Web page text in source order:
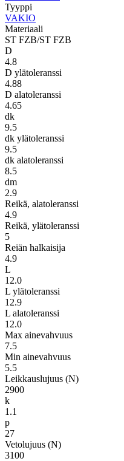
Tyyppi
VAKIO
Materiaali
ST FZB/ST FZB
D
4.8
D ylätoleranssi
4.88
D alatoleranssi
4.65
dk
9.5
dk ylätoleranssi
9.5
dk alatoleranssi
8.5
dm
2.9
Reikä, alatoleranssi
4.9
Reikä, ylätoleranssi
5
Reiän halkaisija
4.9
L
12.0
L ylätoleranssi
12.9
L alatoleranssi
12.0
Max ainevahvuus
7.5
Min ainevahvuus
5.5
Leikkauslujuus (N)
2900
k
1.1
p
27
Vetolujuus (N)
3100